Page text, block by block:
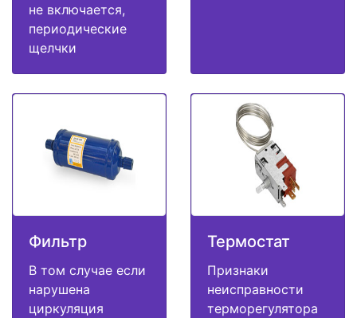
не включается,
периодические
щелчки
Фильтр
В том случае если
нарушена
циркуляция
Термостат
Признаки
неисправности
терморегулятора